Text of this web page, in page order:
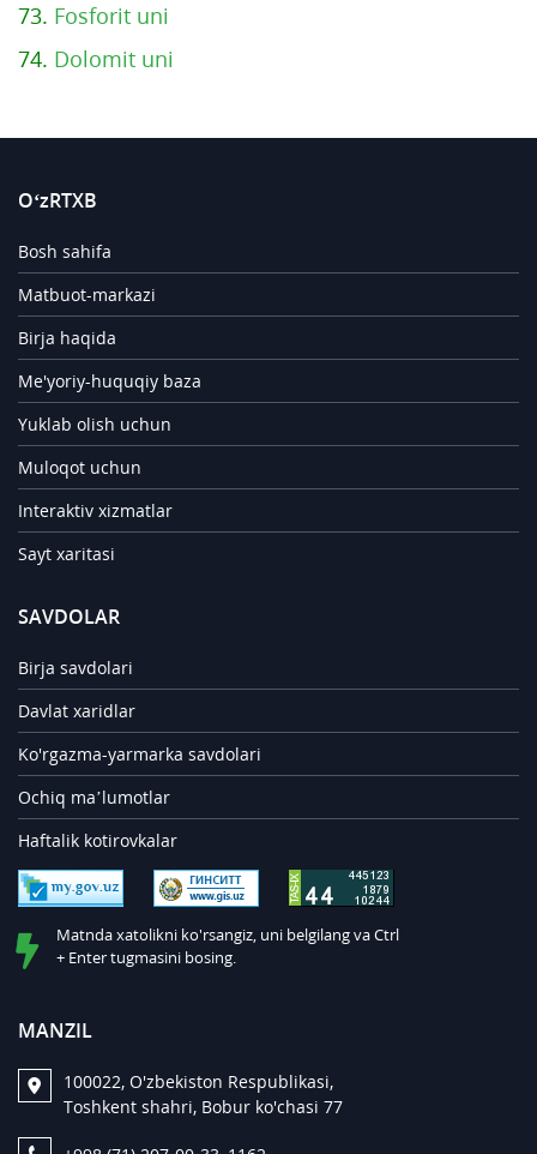
73. Fosforit uni
74. Dolomit uni
O‘zRTXB
Bosh sahifa
Matbuot-markazi
Birja haqida
Me'yoriy-huquqiy baza
Yuklab olish uchun
Muloqot uchun
Interaktiv xizmatlar
Sayt xaritasi
SAVDOLAR
Birja savdolari
Davlat xaridlar
Ko'rgazma-yarmarka savdolari
Ochiq ma’lumotlar
Haftalik kotirovkalar
Matnda xatolikni ko'rsangiz, uni belgilang va Ctrl
+ Enter tugmasini bosing.
MANZIL
100022, O'zbekiston Respublikasi,
Toshkent shahri, Bobur ko'chasi 77